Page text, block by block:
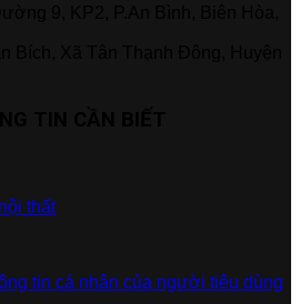
thất
tin cá nhân của người tiêu dùng